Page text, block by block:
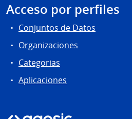
Acceso por perfiles
Conjuntos de Datos
Organizaciones
Categorias
Aplicaciones